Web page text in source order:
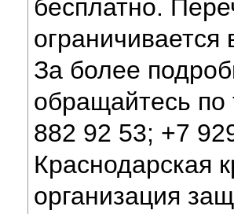
бесплатно.
За более
обращайтесь
882 92 53; +7
Краснодарская
организация